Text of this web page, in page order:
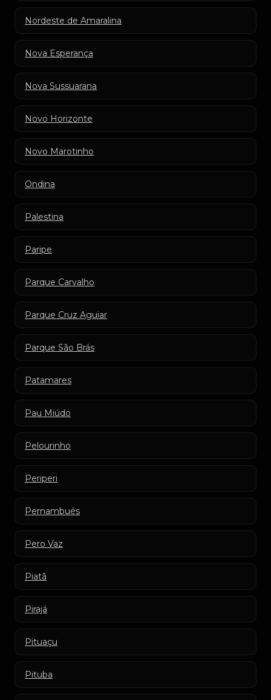
Nordeste de Amaralina
Nova Esperança
Nova Sussuarana
Novo Horizonte
Novo Marotinho
Ondina
Palestina
Paripe
Parque Carvalho
Parque Cruz Aguiar
Parque São Brás
Patamares
Pau Miúdo
Pelourinho
Periperi
Pernambués
Pero Vaz
Piatã
Pirajá
Pituaçu
Pituba